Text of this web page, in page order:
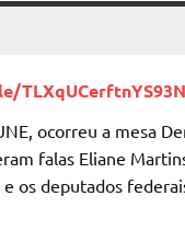
ocorreu a mesa
falas Eliane
os deputados